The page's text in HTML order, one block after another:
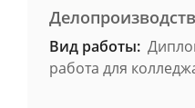
Вид работы:
работа для